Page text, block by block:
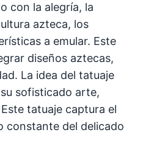
con la alegría, la
azteca, los
a emular. Este
diseños aztecas,
La idea del tatuaje
sofisticado arte,
tatuaje captura el
constante del delicado